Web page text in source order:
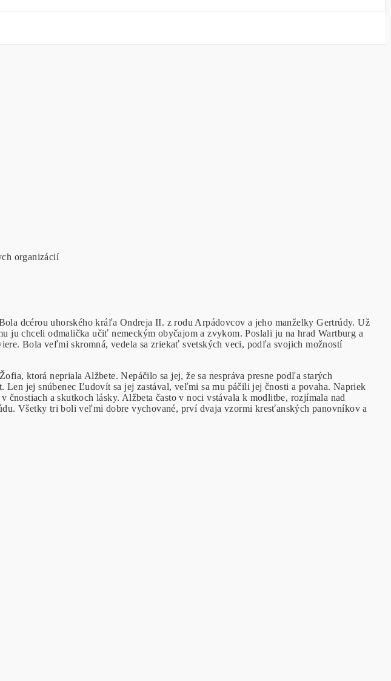
organizácií
dcérou uhorského kráľa Ondreja II. z rodu Arpádovcov a jeho manželky Gertrúdy. Už
chceli odmalička učiť nemeckým obyčajom a zvykom. Poslali ju na hrad Wartburg a
Bola veľmi skromná, vedela sa zriekať svetských veci, podľa svojich možností
ktorá nepriala Alžbete. Nepáčilo sa jej, že sa nespráva presne podľa starých
jej snúbenec Ľudovít sa jej zastával, veľmi sa mu páčili jej čnosti a povaha. Napriek
a skutkoch lásky. Alžbeta často v noci vstávala k modlitbe, rozjímala nad
Všetky tri boli veľmi dobre vychované, prví dvaja vzormi kresťanských panovníkov a